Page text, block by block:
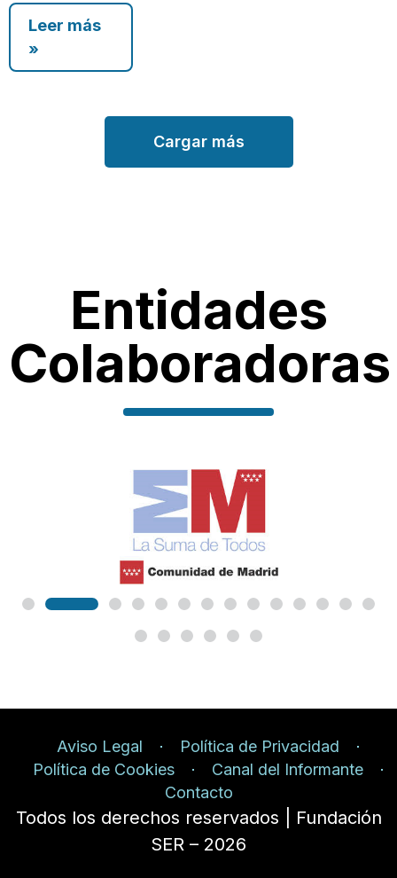
Leer más
»
Cargar más
Entidades
Colaboradoras
Aviso Legal
Política de Privacidad
Política de Cookies
Canal del Informante
Contacto
Todos los derechos reservados | Fundación
SER – 2026